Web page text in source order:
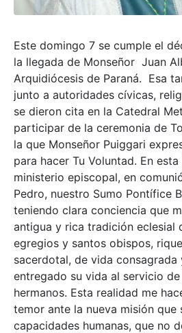
Este domingo 7 se cumple el
la llegada de Monseñor Juan
Arquidiócesis de Paraná. Esa
junto a autoridades cívicas,
se dieron cita en la Catedral
participar de la ceremonia de
la que Monseñor Puiggari
para hacer Tu Voluntad. En
ministerio episcopal, en
Pedro, nuestro Sumo Pontífice
teniendo clara conciencia que
antigua y rica tradición eclesial
egregios y santos obispos,
sacerdotal, de vida consagrada
entregado su vida al servicio
hermanos. Esta realidad me
temor ante la nueva misión que
capacidades humanas, que no